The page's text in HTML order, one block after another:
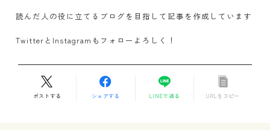
読んだ人の役に立てるブログを目指して記事を作成しています
TwitterとInstagramもフォローよろしく！
ポストする シェアする LINEで送る URLをコピー